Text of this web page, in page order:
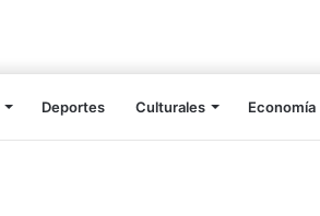
Deportes Culturales Economía